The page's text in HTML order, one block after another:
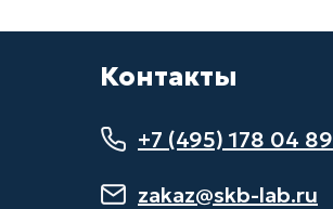
Контакты
zakaz@skb-lab.ru
+7 (495) 178 04 89